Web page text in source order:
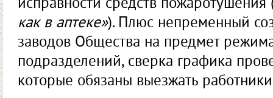
исправности средств пожаротушения
как в аптеке»). Плюс непременный
заводов Общества на предмет
подразделений, сверка графика
которые обязаны выезжать